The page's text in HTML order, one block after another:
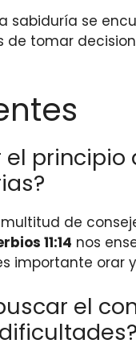
sabiduría se
de tomar
de
11:14 nos
importante orar
el